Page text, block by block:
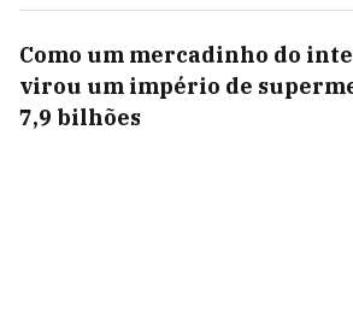
Como um mercadinho do
virou um império de
7,9 bilhões